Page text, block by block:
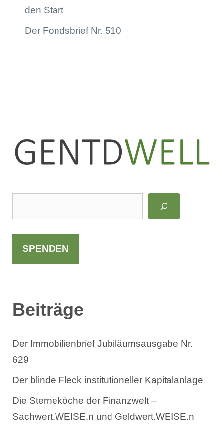
den Start
Der Fondsbrief Nr. 510
u
c
e
SPENDEN
Beiträge
Der Immobilienbrief Jubiläumsausgabe Nr.
629
Der blinde Fleck institutioneller Kapitalanlage
Die Sterneköche der Finanzwelt –
Sachwert.WEISE.n und Geldwert.WEISE.n